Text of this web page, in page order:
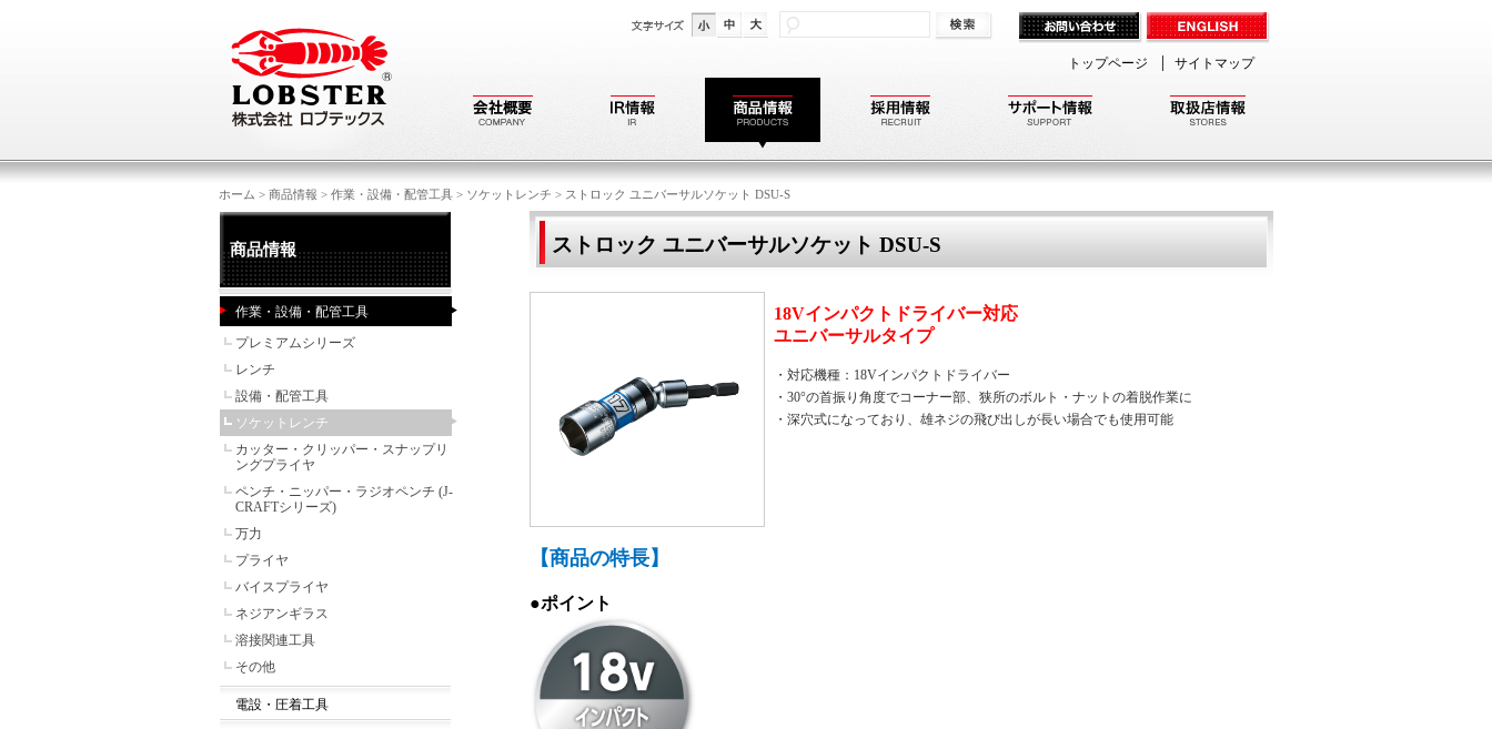
トップページ サイトマップ
ホーム > 商品情報 > 作業・設備・配管工具 > ソケットレンチ > ストロック ユニバーサルソケット DSU-S
ストロック ユニバーサルソケット DSU-S
18Vインパクトドライバー対応
ユニバーサルタイプ
・対応機種：18Vインパクトドライバー
・30°の首振り角度でコーナー部、狭所のボルト・ナットの着脱作業に
・深穴式になっており、雄ネジの飛び出しが長い場合でも使用可能
【商品の特長】
●ポイント
商品情報
作業・設備・配管工具
プレミアムシリーズ
レンチ
設備・配管工具
ソケットレンチ
カッター・クリッパー・スナップリ
ングプライヤ
ペンチ・ニッパー・ラジオペンチ (J-
CRAFTシリーズ)
万力
プライヤ
バイスプライヤ
ネジアンギラス
溶接関連工具
その他
電設・圧着工具